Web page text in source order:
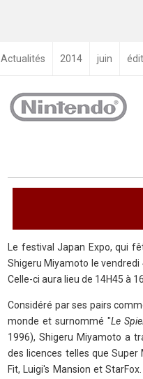
Actualités 2014 juin
Le festival Japan Expo, qui
Shigeru Miyamoto le vendredi
Celle-ci aura lieu de 14H45 à
Considéré par ses pairs
monde et surnommé "Le
1996), Shigeru Miyamoto a
des licences telles que Super
Fit, Luigi's Mansion et